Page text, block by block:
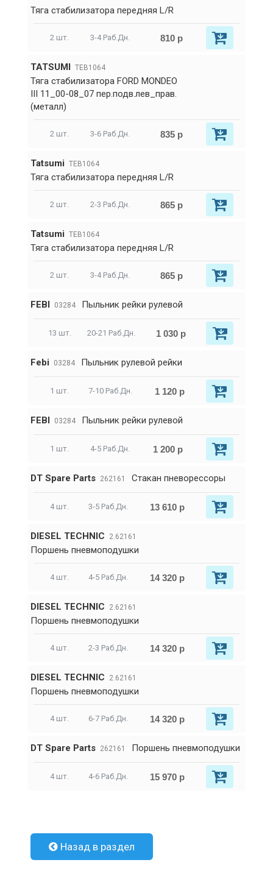
Тяга стабилизатора передняя L/R
2 шт. 3-4 Раб.Дн. 810 р
TATSUMI TEB1064
Тяга стабилизатора FORD MONDEO
III 11_00-08_07 пер.подв.лев_прав.
(металл)
2 шт. 3-6 Раб.Дн. 835 р
Tatsumi TEB1064
Тяга стабилизатора передняя L/R
2 шт. 2-3 Раб.Дн. 865 р
Tatsumi TEB1064
Тяга стабилизатора передняя L/R
2 шт. 3-4 Раб.Дн. 865 р
FEBI 03284 Пыльник рейки рулевой
13 шт. 20-21 Раб.Дн. 1 030 р
Febi 03284 Пыльник рулевой рейки
1 шт. 7-10 Раб.Дн. 1 120 р
FEBI 03284 Пыльник рейки рулевой
1 шт. 4-5 Раб.Дн. 1 200 р
DT Spare Parts 262161 Стакан пневорессоры
4 шт. 3-5 Раб.Дн. 13 610 р
DIESEL TECHNIC 2.62161
Поршень пневмоподушки
4 шт. 4-5 Раб.Дн. 14 320 р
DIESEL TECHNIC 2.62161
Поршень пневмоподушки
4 шт. 2-3 Раб.Дн. 14 320 р
DIESEL TECHNIC 2.62161
Поршень пневмоподушки
4 шт. 6-7 Раб.Дн. 14 320 р
DT Spare Parts 262161 Поршень пневмоподушки
4 шт. 4-6 Раб.Дн. 15 970 р
Назад в раздел